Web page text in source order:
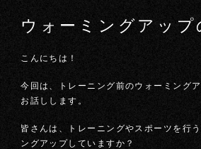
ウォーミングアップ
こんにちは！
今回は、トレーニング前のウォーミング
お話しします。
皆さんは、トレーニングやスポーツを行
ングアップしていますか？